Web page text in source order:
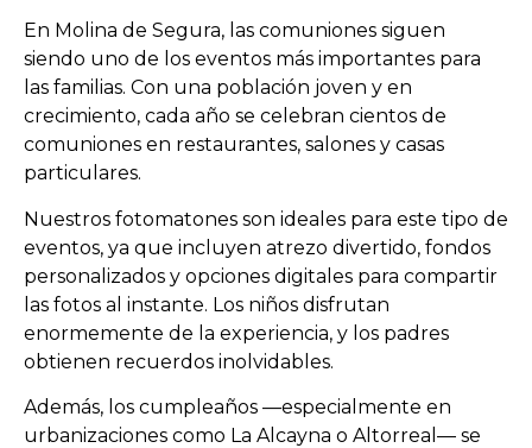
En Molina de Segura, las comuniones siguen
siendo uno de los eventos más importantes para
las familias. Con una población joven y en
crecimiento, cada año se celebran cientos de
comuniones en restaurantes, salones y casas
particulares.
Nuestros fotomatones son ideales para este tipo de
eventos, ya que incluyen atrezo divertido, fondos
personalizados y opciones digitales para compartir
las fotos al instante. Los niños disfrutan
enormemente de la experiencia, y los padres
obtienen recuerdos inolvidables.
Además, los cumpleaños —especialmente en
urbanizaciones como La Alcayna o Altorreal— se